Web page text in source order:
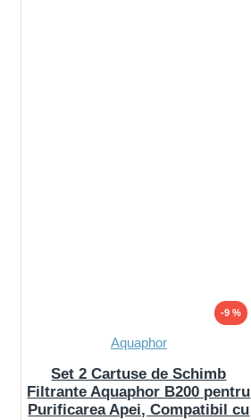
-9 %
Aquaphor
Set 2 Cartuse de Schimb
Filtrante Aquaphor B200 pentru
Purificarea Apei, Compatibil cu